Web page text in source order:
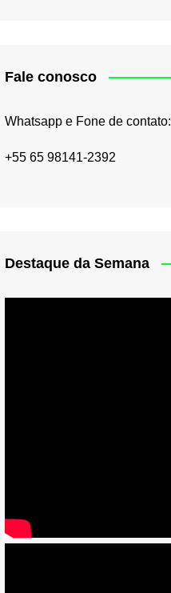
Fale conosco
Whatsapp e Fone de contato:
+55 65 98141-2392
Destaque da Semana